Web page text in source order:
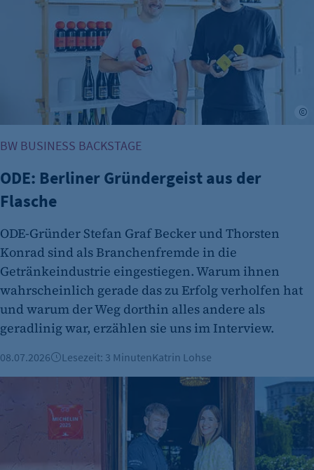
Cookie Laufzeit:
2 Jahre
etracker Analytics
et_allow_cookies
etracker GmbH
Zweck:
480 Tage
etracker Analytics
Name:
isSdEnabled
Anbieter:
etracker GmbH
Zweck:
Scrolltiefe gemessen wird.
Cookie Laufzeit:
BW BUSINESS BACKSTAGE
ODE: Berliner Gründergeist aus der
Flasche
ODE-Gründer Stefan Graf Becker und Thorsten
Konrad sind als Branchenfremde in die
Getränkeindustrie eingestiegen. Warum ihnen
wahrscheinlich gerade das zu Erfolg verholfen hat
und warum der Weg dorthin alles andere als
geradlinig war, erzählen sie uns im Interview.
08.07.2026 Lesezeit: 3 MinutenKatrin Lohse
Restaurant Horváth: Durch klugen Markenaufbau mit